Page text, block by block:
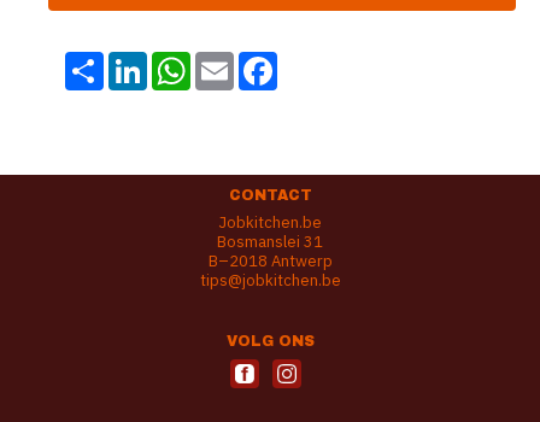
Share LinkedInWhatsApp
Email
CONTACT
Jobkitchen.be
Bosmanslei 31
B–2018 Antwerp
tips@jobkitchen.be
VOLG ONS